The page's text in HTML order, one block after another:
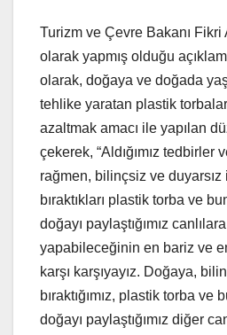
Turizm ve Çevre Bakanı
olarak yapmış olduğu
olarak, doğaya ve doğada
tehlike yaratan plastik
azaltmak amacı ile yapılan
çekerek, “Aldığımız tedbirler
rağmen, bilinçsiz ve duyarsız
bıraktıkları plastik torba ve
doğayı paylaştığımız
yapabileceğinin en bariz ve
karşı karşıyayız. Doğaya,
bıraktığımız, plastik torba ve
doğayı paylaştığımız diğer